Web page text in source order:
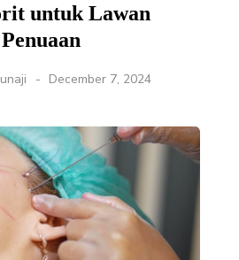
untuk Lawan
Penuaan
December 7, 2024